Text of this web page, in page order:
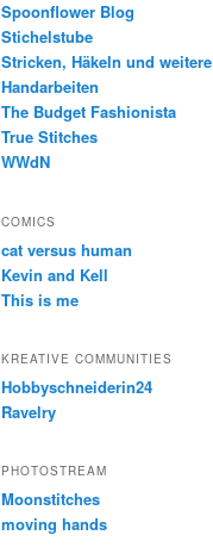
Spoonflower Blog
Stichelstube
Stricken, Häkeln und weitere
Handarbeiten
The Budget Fashionista
True Stitches
WWdN
COMICS
cat versus human
Kevin and Kell
This is me
KREATIVE COMMUNITIES
Hobbyschneiderin24
Ravelry
PHOTOSTREAM
Moonstitches
moving hands